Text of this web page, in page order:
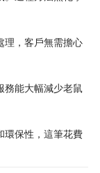
理，客戶無需擔心
務能大幅減少老鼠
環保性，這筆花費